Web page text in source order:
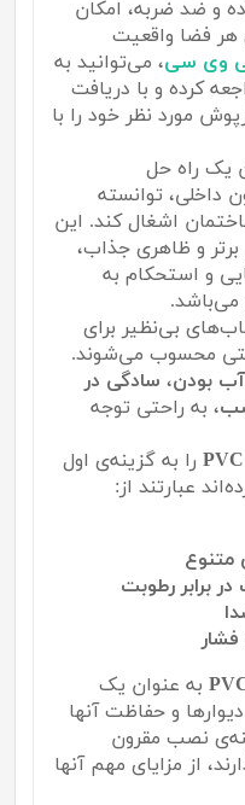
و ضد ضربه، امکان
هر فضا واقعیت
وی سی، می‌توانید به
کرده و با دریافت
مورد نظر خود را با
یک راه حل
داخلی، توانسته
اشغال کند. این
و ظاهری جذاب،
و استحکام به
می‌باشد.
بی‌نظیر برای
محسوب می‌شوند.
بودن، سادگی در
، به راحتی توجه
را به گزینه‌ی اول
عبارتند از:
متنوع
برابر رطوبت
فشار
به عنوان یک
و حفاظت آنها
نصب مقرون
از مزایای مهم آنها